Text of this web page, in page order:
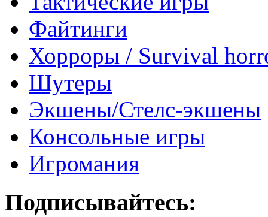
Файтинги
Хорроры / Survival
Шутеры
Экшены/Стелс-экшены
Консольные игры
Игромания
Подписывайтесь: